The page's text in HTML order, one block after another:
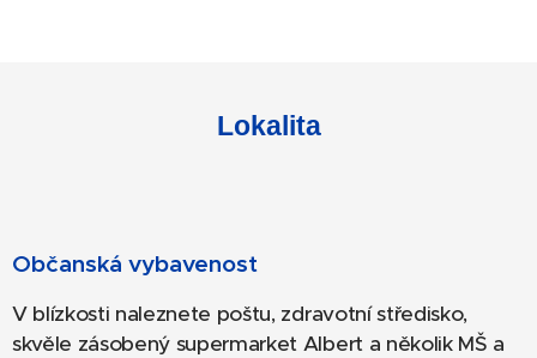
Lokalita
Občanská vybavenost
V blízkosti naleznete poštu, zdravotní středisko,
skvěle zásobený supermarket Albert a několik MŠ a